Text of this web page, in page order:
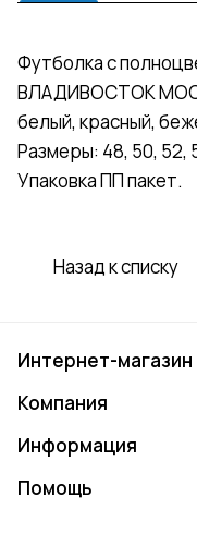
Футболка с
ВЛАДИВОСТОК
белый, красный,
Размеры: 48, 50, 52,
Упаковка ПП пакет.
Назад к списку
Интернет-магазин
Компания
Информация
Помощь